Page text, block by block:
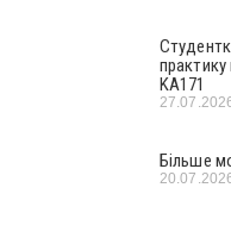
практику
KA171
Більше